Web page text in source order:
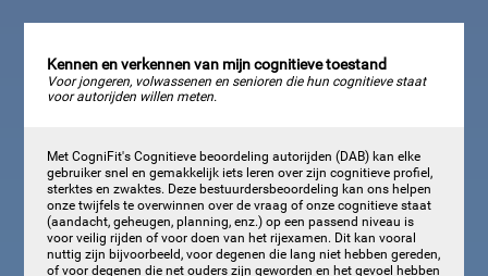
Kennen en verkennen van mijn cognitieve toestand
Voor jongeren, volwassenen en senioren die hun cognitieve staat
voor autorijden willen meten.
Met CogniFit's Cognitieve beoordeling autorijden (DAB) kan elke
gebruiker snel en gemakkelijk iets leren over zijn cognitieve profiel,
sterktes en zwaktes. Deze bestuurdersbeoordeling kan ons helpen
onze twijfels te overwinnen over de vraag of onze cognitieve staat
(aandacht, geheugen, planning, enz.) op een passend niveau is
voor veilig rijden of voor doen van het rijexamen. Dit kan vooral
nuttig zijn bijvoorbeeld, voor degenen die lang niet hebben gereden,
of voor degenen die net ouders zijn geworden en het gevoel hebben